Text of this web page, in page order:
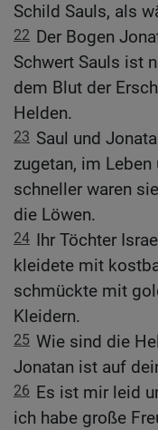
Schild Sauls, als
22 Der Bogen
Schwert Sauls ist
dem Blut der
Helden.
23 Saul und
zugetan, im
schneller waren
die Löwen.
24 Ihr Töchter
kleidete mit
schmückte mit
Kleidern.
25 Wie sind die
Jonatan ist auf
26 Es ist mir leid
ich habe große